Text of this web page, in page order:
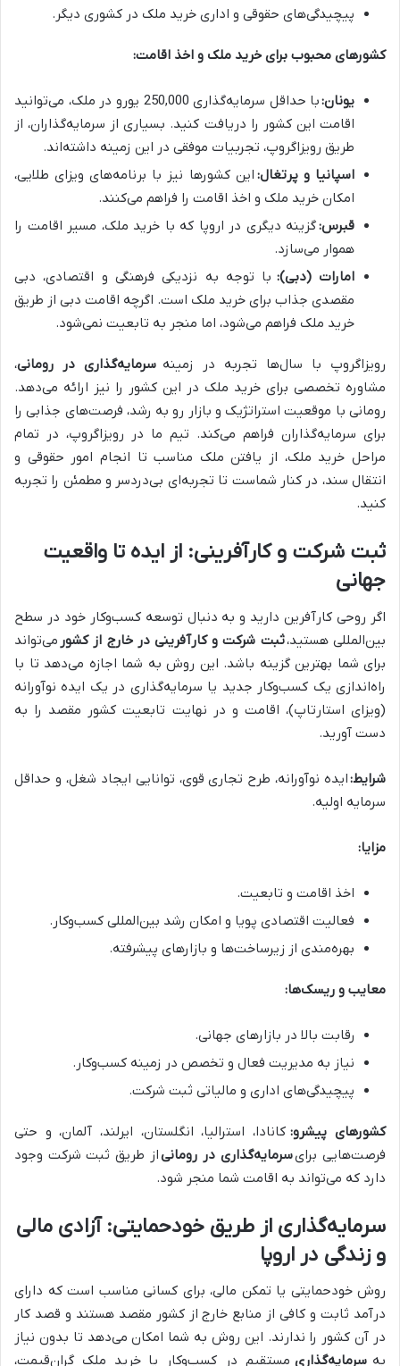
پیچیدگی‌های حقوقی و اداری خرید ملک در کشوری دیگر.
کشورهای محبوب برای خرید ملک و اخذ اقامت:
یونان:
با حداقل سرمایه‌گذاری 250,000 یورو در ملک، می‌توانید
اقامت این کشور را دریافت کنید. بسیاری از سرمایه‌گذاران، از
طریق رویزاگروپ، تجربیات موفقی در این زمینه داشته‌اند.
اسپانیا و پرتغال: این کشورها نیز با برنامه‌های ویزای طلایی،
امکان خرید ملک و اخذ اقامت را فراهم می‌کنند.
قبرس:گزینه دیگری در اروپا که با خرید ملک، مسیر اقامت را
هموار می‌سازد.
امارات (دبی): با توجه به نزدیکی فرهنگی و اقتصادی، دبی
مقصدی جذاب برای خرید ملک است. اگرچه اقامت دبی از طریق
خرید ملک فراهم می‌شود، اما منجر به تابعیت نمی‌شود.
رویزاگروپ با سال‌ها تجربه در زمینه سرمایه‌گذاری در رومانی،
مشاوره تخصصی برای خرید ملک در این کشور را نیز ارائه می‌دهد.
رومانی با موقعیت استراتژیک و بازار رو به رشد، فرصت‌های جذابی را
برای سرمایه‌گذاران فراهم می‌کند. تیم ما در رویزاگروپ، در تمام
مراحل خرید ملک، از یافتن ملک مناسب تا انجام امور حقوقی و
انتقال سند، در کنار شماست تا تجربه‌ای بی‌دردسر و مطمئن را تجربه
کنید.
ثبت شرکت و کارآفرینی: از ایده تا واقعیت
جهانی
اگر روحی کارآفرین دارید و به دنبال توسعه کسب‌وکار خود در سطح
بین‌المللی هستید،ثبت شرکت و کارآفرینی در خارج از کشور می‌تواند
برای شما بهترین گزینه باشد. این روش به شما اجازه می‌دهد تا با
راه‌اندازی یک کسب‌وکار جدید یا سرمایه‌گذاری در یک ایده نوآورانه
(ویزای استارتاپ)، اقامت و در نهایت تابعیت کشور مقصد را به
دست آورید.
شرایط:ایده نوآورانه، طرح تجاری قوی، توانایی ایجاد شغل، و حداقل
سرمایه اولیه.
مزایا:
اخذ اقامت و تابعیت.
فعالیت اقتصادی پویا و امکان رشد بین‌المللی کسب‌وکار.
بهره‌مندی از زیرساخت‌ها و بازارهای پیشرفته.
معایب و ریسک‌ها:
رقابت بالا در بازارهای جهانی.
نیاز به مدیریت فعال و تخصص در زمینه کسب‌وکار.
پیچیدگی‌های اداری و مالیاتی ثبت شرکت.
کشورهای پیشرو: کانادا، استرالیا، انگلستان، ایرلند، آلمان، و حتی
فرصت‌هایی برایسرمایه‌گذاری در رومانیاز طریق ثبت شرکت وجود
دارد که می‌تواند به اقامت شما منجر شود.
سرمایه‌گذاری از طریق خودحمایتی: آزادی مالی
و زندگی در اروپا
روش خودحمایتی یا تمکن مالی، برای کسانی مناسب است که دارای
درآمد ثابت و کافی از منابع خارج از کشور مقصد هستند و قصد کار
در آن کشور را ندارند. این روش به شما امکان می‌دهد تا بدون نیاز
به سرمایه‌گذاری مستقیم در کسب‌وکار یا خرید ملک گران‌قیمت،